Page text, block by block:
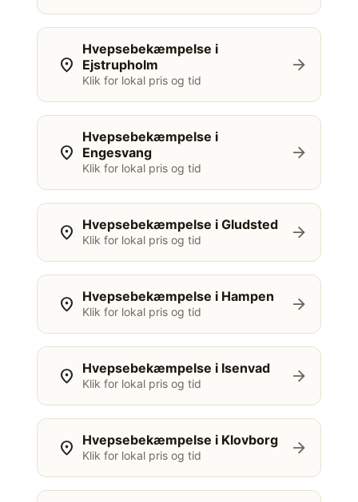
location_on
Hvepsebekæmpelse i
Ejstrupholm
Klik for lokal pris og tid
arrow_forward
location_on
Hvepsebekæmpelse i
Engesvang
Klik for lokal pris og tid
arrow_forward
location_on Hvepsebekæmpelse i Gludsted
Klik for lokal pris og tid arrow_forward
location_on Hvepsebekæmpelse i Hampen
Klik for lokal pris og tid arrow_forward
location_on Hvepsebekæmpelse i Isenvad
Klik for lokal pris og tid arrow_forward
location_on Hvepsebekæmpelse i Klovborg
Klik for lokal pris og tid arrow_forward